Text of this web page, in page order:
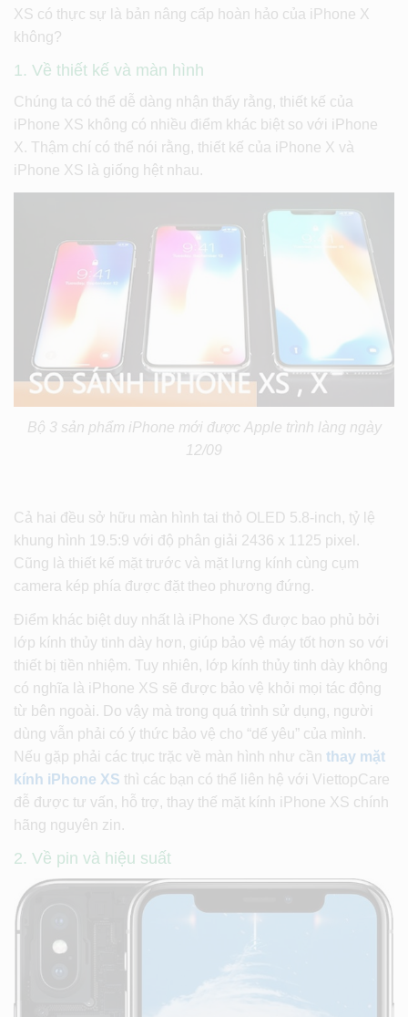
XS có thực sự là bản nâng cấp hoàn hảo của iPhone X
không?
1. Về thiết kế và màn hình
Chúng ta có thể dễ dàng nhận thấy rằng, thiết kế của
iPhone XS không có nhiều điểm khác biệt so với iPhone
X. Thậm chí có thể nói rằng, thiết kế của iPhone X và
iPhone XS là giống hệt nhau.
Bộ 3 sản phẩm iPhone mới được Apple trình làng ngày
12/09
Cả hai đều sở hữu màn hình tai thỏ OLED 5.8-inch, tỷ lệ
khung hình 19.5:9 với độ phân giải 2436 x 1125 pixel.
Cũng là thiết kế mặt trước và mặt lưng kính cùng cụm
camera kép phía được đặt theo phương đứng.
Điểm khác biệt duy nhất là iPhone XS được bao phủ bởi
lớp kính thủy tinh dày hơn, giúp bảo vệ máy tốt hơn so với
thiết bị tiền nhiệm. Tuy nhiên, lớp kính thủy tinh dày không
có nghĩa là iPhone XS sẽ được bảo vệ khỏi mọi tác động
từ bên ngoài. Do vậy mà trong quá trình sử dụng, người
dùng vẫn phải có ý thức bảo vệ cho “dế yêu” của mình.
Nếu gặp phải các trục trặc về màn hình như cần thay mặt
kính iPhone XS thì các bạn có thể liên hệ với ViettopCare
đễ được tư vấn, hỗ trợ, thay thế mặt kính iPhone XS chính
hãng nguyên zin.
2. Về pin và hiệu suất